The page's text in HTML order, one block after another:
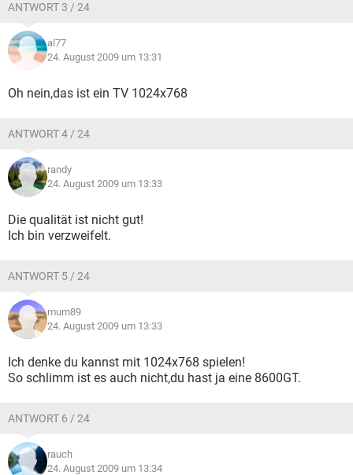
ANTWORT 3 / 24
al77
24. August 2009 um 13:31
Oh nein,das ist ein TV 1024x768
ANTWORT 4 / 24
randy
24. August 2009 um 13:33
Die qualität ist nicht gut!
Ich bin verzweifelt.
ANTWORT 5 / 24
mum89
24. August 2009 um 13:33
Ich denke du kannst mit 1024x768 spielen!
So schlimm ist es auch nicht,du hast ja eine 8600GT.
ANTWORT 6 / 24
rauch
24. August 2009 um 13:34